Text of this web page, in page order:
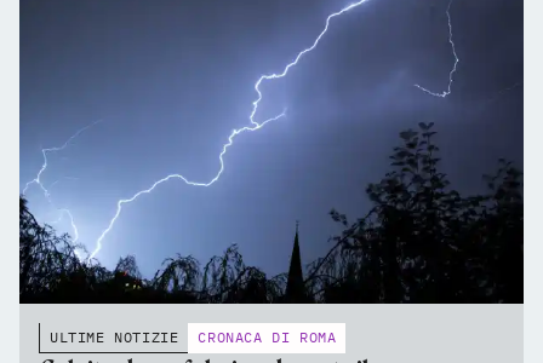
ULTIME NOTIZIE CRONACA DI ROMA